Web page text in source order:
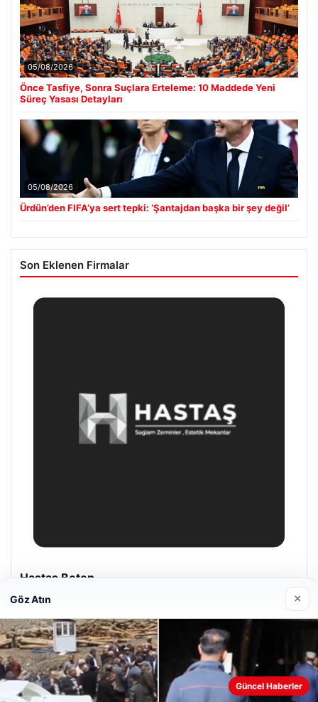
05/08/2026
Önce Tasfiye, Sonra Suçlara Erteleme: 10 Maddede Yeni
Süreç Yasası Detayları
05/08/2026
Ürdün’den FIFA’ya sert tepki: ‘Şantajdan başka bir şey değil’
Son Eklenen Firmalar
Enes Kaplan Avukatlık Bürosu
28/04/2026
Web sitemizi nasıl kullandığınızı daha iyi anlayabilmek,
Göz Atın ×
Güncel Haberler